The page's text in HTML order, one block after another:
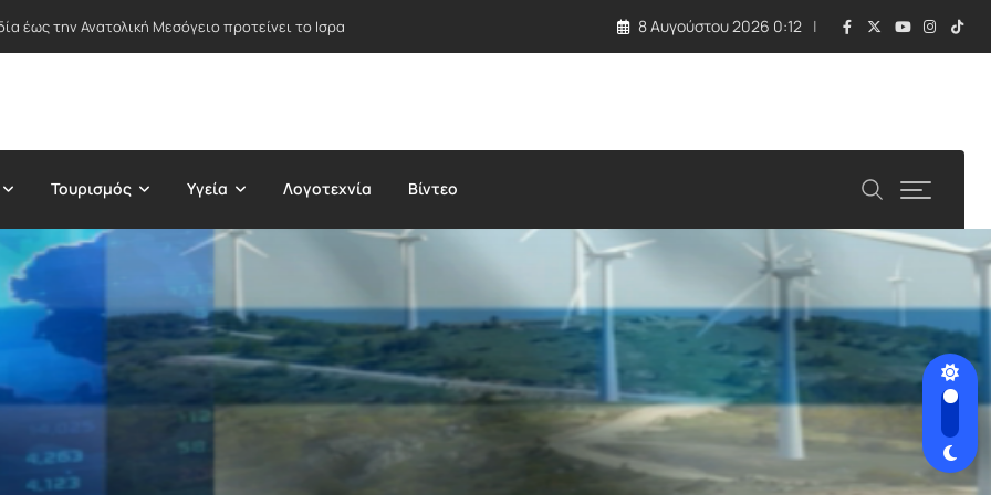
έως την Ανατολική Μεσόγειο προτείνει το Ισραήλ – Στο επίκεντρο Ελλάδα και Κύπρος 8 Αυγούστου 2026 0:12
Τουρισμός Υγεία Λογοτεχνία Βίντεο